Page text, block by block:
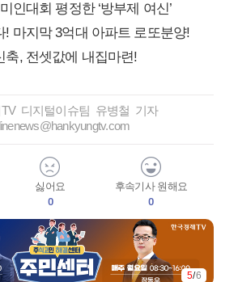
인대회 평정한 ‘방부제 여신’
! 마지막 3억대 아파트 로또분양!
축, 전셋값에 내집마련!
TV 디지털이슈팀 유병철 기자
싫어요
0
후속기사 원해요
0
5/6